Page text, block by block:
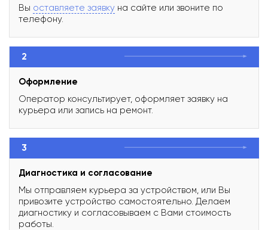
Вы оставляете заявку на сайте или звоните по
телефону.
2
Оформление
Оператор консультирует, оформляет заявку на
курьера или запись на ремонт.
3
Диагностика и согласование
Мы отправляем курьера за устройством, или Вы
привозите устройство самостоятельно. Делаем
диагностику и согласовываем с Вами стоимость
работы.